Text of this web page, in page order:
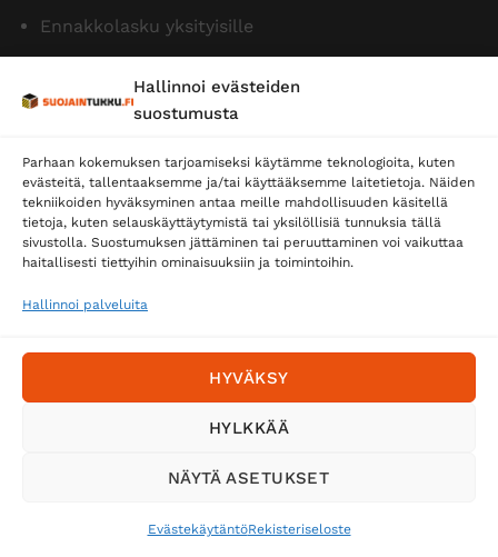
Hallinnoi evästeiden
suostumusta
Parhaan kokemuksen tarjoamiseksi käytämme teknologioita, kuten
evästeitä, tallentaaksemme ja/tai käyttääksemme laitetietoja. Näiden
tekniikoiden hyväksyminen antaa meille mahdollisuuden käsitellä
tietoja, kuten selauskäyttäytymistä tai yksilöllisiä tunnuksia tällä
sivustolla. Suostumuksen jättäminen tai peruuttaminen voi vaikuttaa
haitallisesti tiettyihin ominaisuuksiin ja toimintoihin.
Hallinnoi palveluita
HYVÄKSY
HYLKKÄÄ
NÄYTÄ ASETUKSET
EvästekäytäntöRekisteriseloste
Ennakkolasku yksityisille
Toimitustavat
Posti
Matkahuolto
Tilaa uutiskirje ja saat erikoisalennuksia